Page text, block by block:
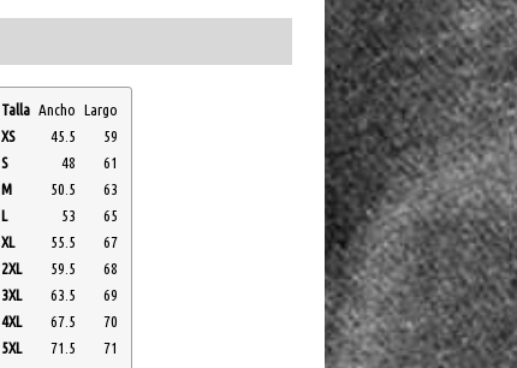
Talla Ancho Largo
XS
45.5
59
S
48
61
M
50.5
63
L
53
65
XL
55.5
67
2XL
59.5
68
3XL
63.5
69
4XL
67.5
70
5XL
71.5 71